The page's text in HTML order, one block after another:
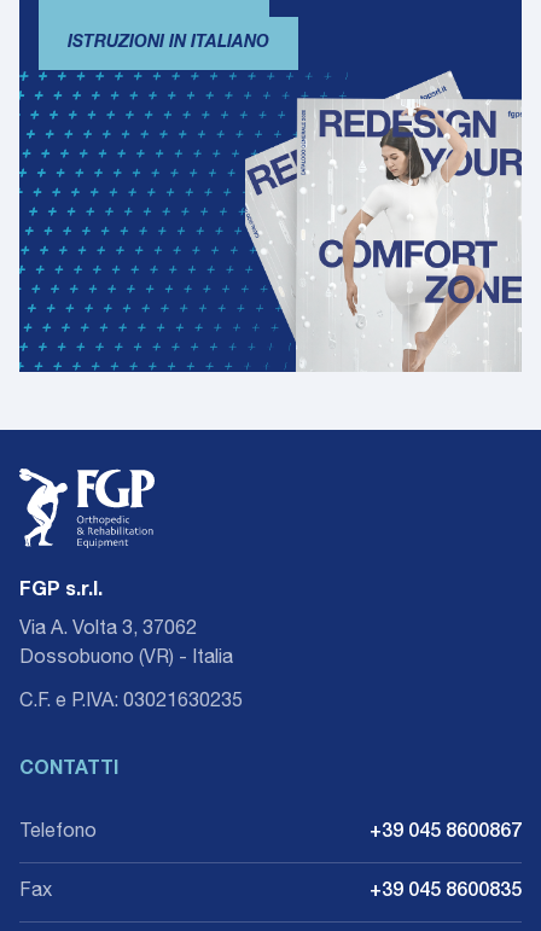
ISTRUZIONI IN ITALIANO
FGP s.r.l.
Via A. Volta 3, 37062
Dossobuono (VR) - Italia
C.F. e P.IVA: 03021630235
CONTATTI
Telefono +39 045 8600867
Fax +39 045 8600835